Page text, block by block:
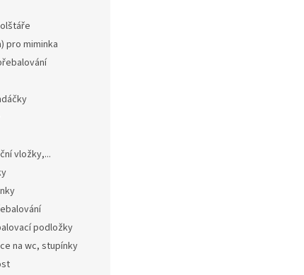
pro miminka
vložky,...
podložky
na wc, stupínky